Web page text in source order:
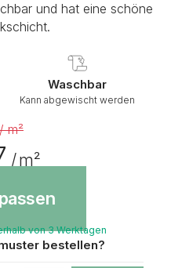
und hat eine schöne
Waschbar
Kann abgewischt werden
m²
/ m²
von 3 Werktagen
bestellen?